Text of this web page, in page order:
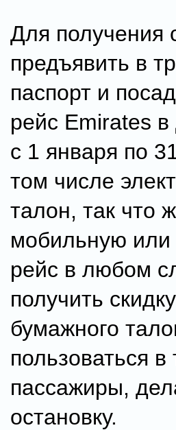
Для получения
предъявить в
паспорт и
рейс Emirates
с 1 января по
том числе
талон, так что
мобильную или
рейс в любом
получить
бумажного
пользоваться
пассажиры,
остановку.